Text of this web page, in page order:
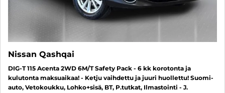
Nissan Qashqai
DIG-T 115 Acenta 2WD 6M/T Safety Pack - 6 kk korotonta ja
kulutonta maksuaikaa! - Ketju vaihdettu ja juuri huollettu! Suomi-
auto, Vetokoukku, Lohko+sisä, BT, P.tutkat, Ilmastointi - J.